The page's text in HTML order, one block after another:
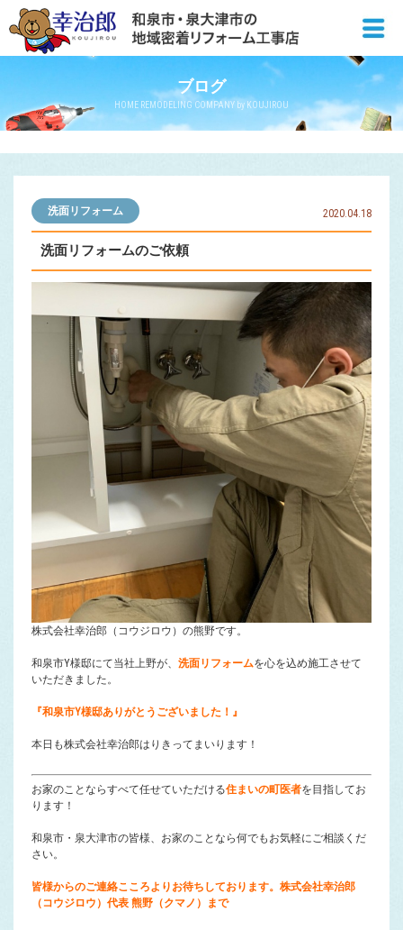
ブログ
HOME REMODELING COMPANY by KOUJIROU
洗面リフォーム 2020.04.18
洗面リフォームのご依頼
株式会社幸治郎（コウジロウ）の熊野です。
和泉市Y様邸にて当社上野が、 洗面リフォームを心を込め施工させて
いただきました。
『和泉市Y様邸ありがとうございました！』
本日も株式会社幸治郎はりきってまいります！
お家のことならすべて任せていただける住まいの町医者を目指してお
ります！
和泉市・泉大津市の皆様、お家のことなら何でもお気軽にご相談くだ
さい。
皆様からのご連絡こころよりお待ちしております。株式会社幸治郎
（コウジロウ）代表 熊野（クマノ）まで